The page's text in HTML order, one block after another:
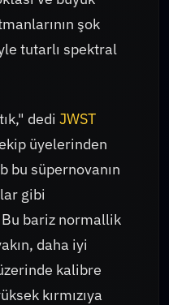
şok
tutarlı spektral
dedi JWST
üyelerinden
bu süpernovanın
gibi
bariz normallik
daha iyi
kalibre
kırmızıya